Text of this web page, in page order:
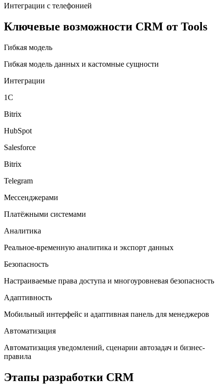
Интеграции с телефонией
Ключевые возможности CRM от Tools
Гибкая модель
Гибкая модель данных и кастомные сущности
Интеграции
1С
Bitrix
HubSpot
Salesforce
Bitrix
Telegram
Мессенджерами
Платёжными системами
Аналитика
Реальное-временную аналитика и экспорт данных
Безопасность
Настраиваемые права доступа и многоуровневая безопасность
Адаптивность
Мобильный интерфейс и адаптивная панель для менеджеров
Автоматизация
Автоматизация уведомлений, сценарии автозадач и бизнес-
правила
Этапы разработки CRM